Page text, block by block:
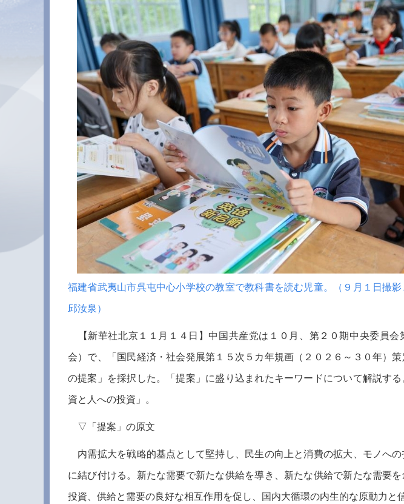
福建省武夷山市呉屯中心小学校の教室で教科書を読む児童。（９月１日撮
邱汝泉）
【新華社北京１１月１４日】中国共産党は１０月、第２０期中央委員会
会）で、「国民経済・社会発展第１５次５カ年規画（２０２６～３０年）
の提案」を採択した。「提案」に盛り込まれたキーワードについて解説す
資と人への投資」。
▽「提案」の原文
内需拡大を戦略的基点として堅持し、民生の向上と消費の拡大、モノへ
に結び付ける。新たな需要で新たな供給を導き、新たな供給で新たな需要
投資、供給と需要の良好な相互作用を促し、国内大循環の内生的な原動力と